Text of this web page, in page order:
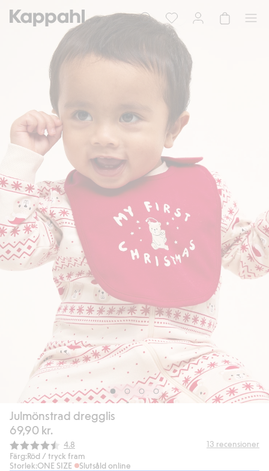
Julmönstrad dregglis
69,90 kr.
Snittbetyg:
4.8 13 recensioner
Färg:Röd / tryck fram
Storlek:ONE SIZE
Slutsåld online